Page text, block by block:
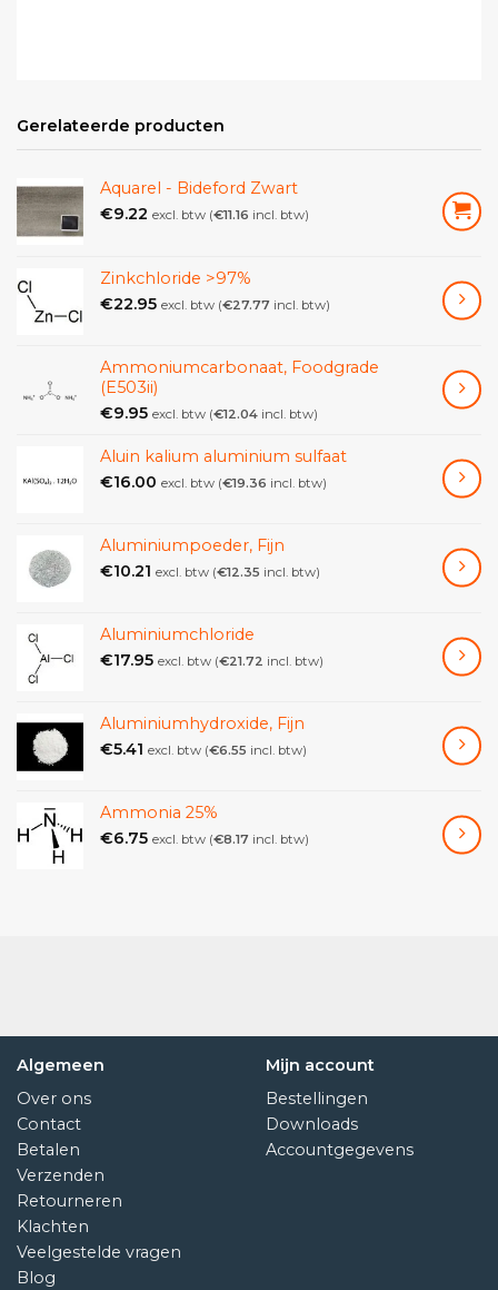
Gerelateerde producten
Aquarel - Bideford Zwart
€9.22 excl. btw (€11.16 incl. btw)
Zinkchloride >97%
€22.95 excl. btw (€27.77 incl. btw)
Ammoniumcarbonaat, Foodgrade
(E503ii)
€9.95 excl. btw (€12.04 incl. btw)
Aluin kalium aluminium sulfaat
€16.00 excl. btw (€19.36 incl. btw)
Aluminiumpoeder, Fijn
€10.21 excl. btw (€12.35 incl. btw)
Aluminiumchloride
€17.95 excl. btw (€21.72 incl. btw)
Aluminiumhydroxide, Fijn
€5.41 excl. btw (€6.55 incl. btw)
Ammonia 25%
€6.75 excl. btw (€8.17 incl. btw)
Algemeen
Over ons
Contact
Betalen
Verzenden
Retourneren
Klachten
Veelgestelde vragen
Blog
Mijn account
Bestellingen
Downloads
Accountgegevens